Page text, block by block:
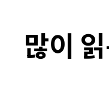
많이